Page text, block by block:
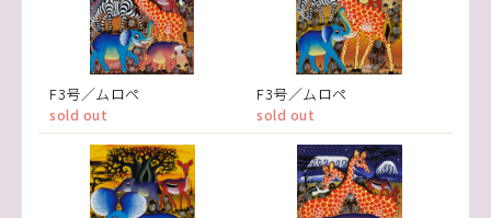
F3号／ムロペ
sold out
F3号／ムロペ
sold out